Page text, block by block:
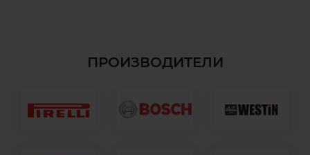
ПРОИЗВОДИТЕЛИ